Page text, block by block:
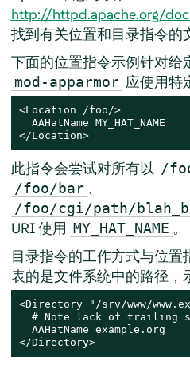
http://httpd.apache.org/
找到有关位置和目录指令的
下面的位置指令示例针对给
mod-apparmor 应使用特
<Location /foo/>
  AAHatName MY_HAT_NAME
</Location>
此指令会尝试对所有以 /
/foo/bar 、
/foo/cgi/path/
URI 使用 MY_HAT_NAME 。
目录指令的工作方式与位
表的是文件系统中的路径，
<Directory "/srv/www/
# Note lack of trailing
  AAHatName example.org
</Directory>